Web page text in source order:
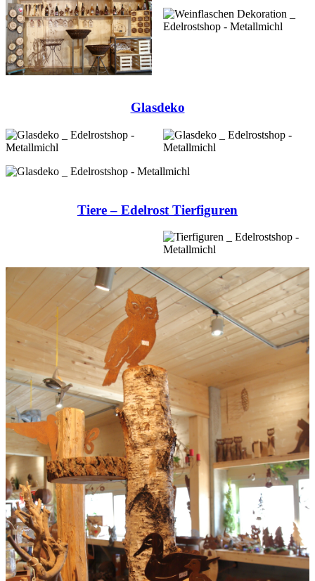
Glasdeko
Tiere – Edelrost Tierfiguren